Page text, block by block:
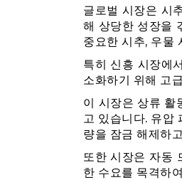
글로벌 시장은 시
해 상당한 성장을
중요한 시추, 우물
특히 신흥 시장에
소화하기 위해 고
이 시장은 상류 활
고 있습니다. 유압
량을 잠금 해제하
또한 시장은 자동
한 수요를 목격하